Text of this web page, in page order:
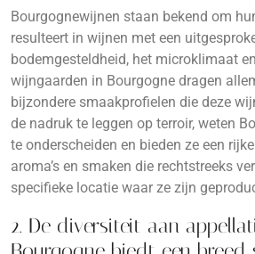
Bourgognewijnen staan bekend om
resulteert in wijnen met een
bodemgesteldheid, het microklimaat
wijngaarden in Bourgogne dragen
bijzondere smaakprofielen die deze
de nadruk te leggen op terroir, weten
te onderscheiden en bieden ze een
aroma’s en smaken die rechtstreeks
specifieke locatie waar ze zijn
2. De diversiteit aan